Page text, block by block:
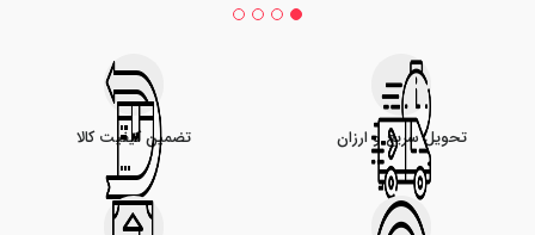
تحویل سریع و ارزان تضمین کیفیت کالا